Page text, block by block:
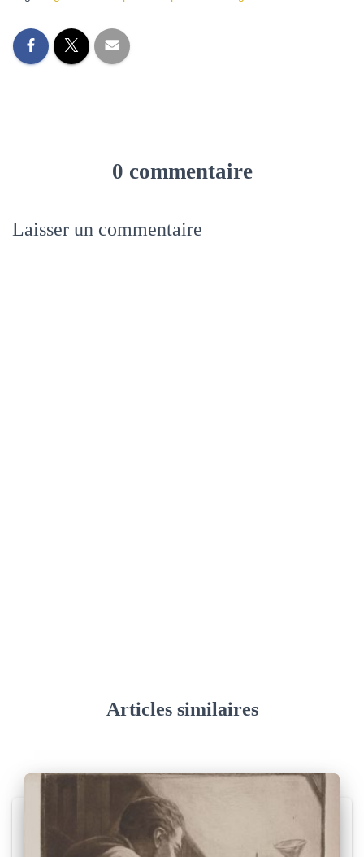
0 commentaire
Laisser un commentaire
Articles similaires